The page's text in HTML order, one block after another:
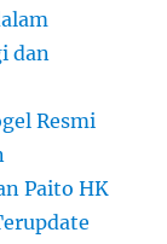
dan
Resmi
Paito HK